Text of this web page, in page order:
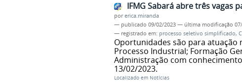
IFMG Sabará abre três vagas
porerica.miranda
— publicado 09/02/2023 — última modificação
— registrado em: processo seletivo simplificado,
Oportunidades são para atuação
Processo Industrial; Formação
Administração com
13/02/2023.
Localizado em Notícias